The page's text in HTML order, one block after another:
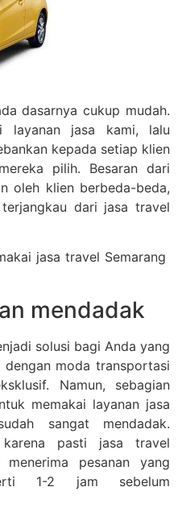
dasarnya cukup mudah.
layanan jasa kami, lalu
kepada setiap klien
pilih. Besaran dari
oleh klien berbeda-beda,
dari jasa travel
jasa travel Semarang
mendadak
solusi bagi Anda yang
moda transportasi
Namun, sebagian
memakai layanan jasa
sangat mendadak.
pasti jasa travel
pesanan yang
1-2 jam sebelum